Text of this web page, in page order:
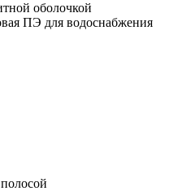
оболочкой
ПЭ для водоснабжения